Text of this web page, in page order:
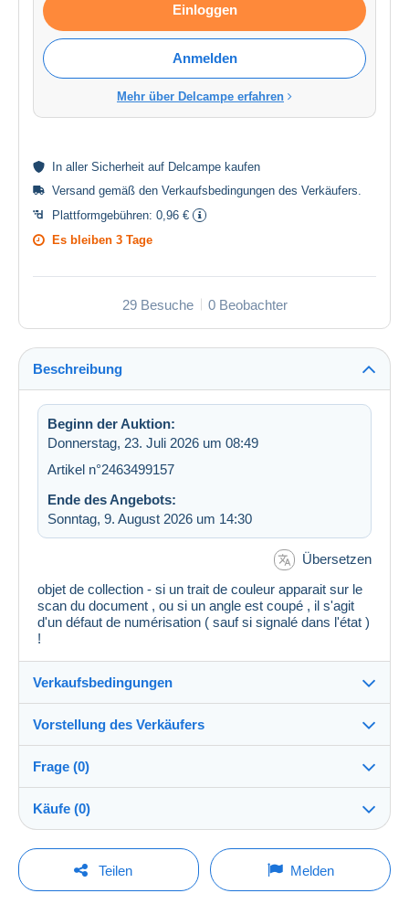
Einloggen
Anmelden
Mehr über Delcampe erfahren
In aller Sicherheit auf Delcampe kaufen
Versand gemäß den Verkaufsbedingungen des Verkäufers
Plattformgebühren: 0,96 €
Es bleiben 3 Tage
29 Besuche 0 Beobachter
Beschreibung
Beginn der Auktion:
Donnerstag, 23. Juli 2026 um 08:49
Artikel n°2463499157
Ende des Angebots:
Sonntag, 9. August 2026 um 14:30
Übersetzen
objet de collection - si un trait de couleur apparait sur le
scan du document , ou si un angle est coupé , il s'agit
d'un défaut de numérisation ( sauf si signalé dans l'état )
!
Verkaufsbedingungen
Versand nach:
Die Liste der Länder einsehen
Versand:
Vorkasse
Zu Lasten des Käufers
Zahlungsmethoden:
Vorstellung des Verkäufers
Karto86100%(53404x)
PRO
Shop
Nachname:
Frage (0)
Um eine Frage stellen zu können, müssen Sie
Käufe (0)
Letzte Aktualisierung: 13:55:16
Teilen Melden